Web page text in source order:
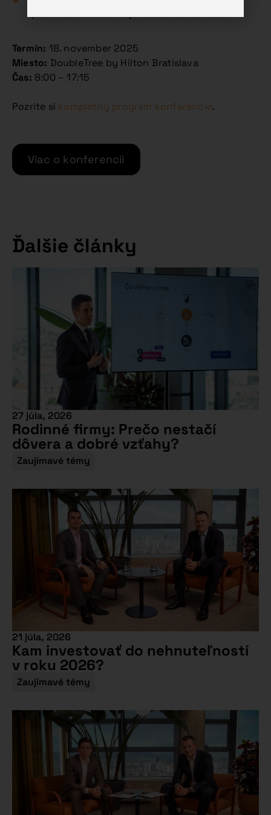
Termín: 18. november 2025
Miesto: DoubleTree by Hilton Bratislava
Čas: 8:00 – 17:15
Pozrite si kompletný program konferencie.
Viac o konferencii
Ďalšie články
27 júla, 2026
Rodinné firmy: Prečo nestačí
dôvera a dobré vzťahy?
Zaujímavé témy
21 júla, 2026
Kam investovať do nehnuteľností
v roku 2026?
Zaujímavé témy